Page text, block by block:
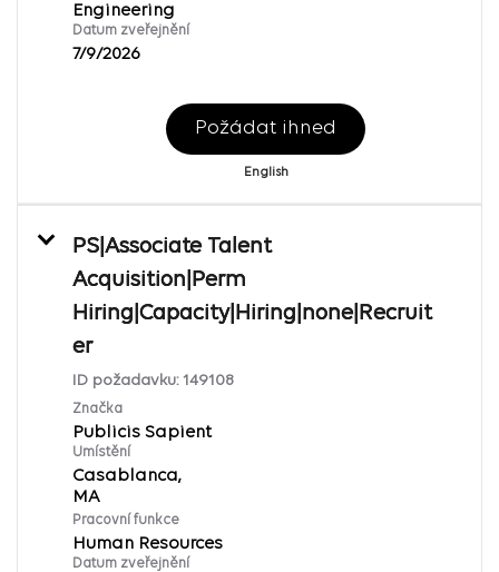
Engineering
Datum zveřejnění
7/9/2026
Požádat ihned
English
PS|Associate Talent
Acquisition|Perm
Hiring|Capacity|Hiring|none|Recruit
er
ID požadavku: 149108
Značka
Publicis Sapient
Umístění
Casablanca,
Pracovní funkce
Human Resources
Datum zveřejnění